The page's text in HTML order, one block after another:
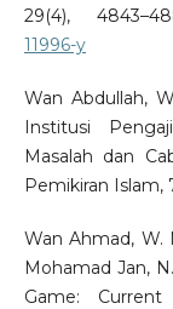
29(4),
11996-y
Wan Abdullah,
Institusi
Masalah dan
Pemikiran Islam,
Wan Ahmad, W.
Mohamad Jan,
Game: